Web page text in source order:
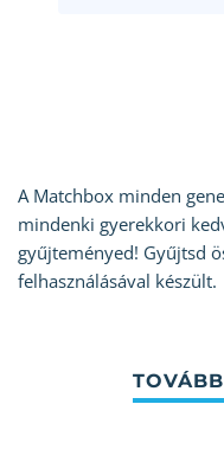
A Matchbox minden
mindenki gyerekkori
gyűjteményed! Gyűjtsd
felhasználásával készült.